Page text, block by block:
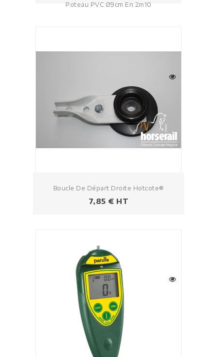
Poteau PVC Ø9cm En 2m10
Boucle De Départ Droite Hotcote®
Prix
7,85 € HT